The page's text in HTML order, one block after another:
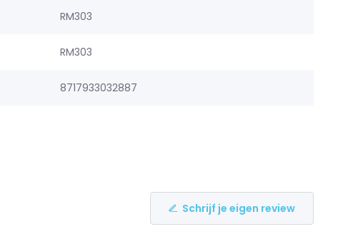
RM303
RM303
8717933032887
Schrijf je eigen review